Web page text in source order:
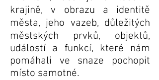
krajině, v obrazu a identitě
města, jeho vazeb, důležitých
městských prvků, objektů,
událostí a funkcí, které nám
pomáhali ve snaze pochopit
místo samotné.